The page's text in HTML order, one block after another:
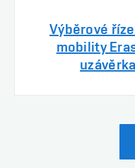
Výběrové
mobility